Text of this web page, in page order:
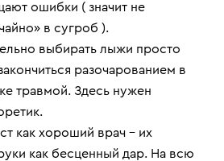
ошибки ( значит не
в сугроб ).
выбирать лыжи просто
разочарованием в
травмой. Здесь нужен
как хороший врач – их
как бесценный дар. На всю